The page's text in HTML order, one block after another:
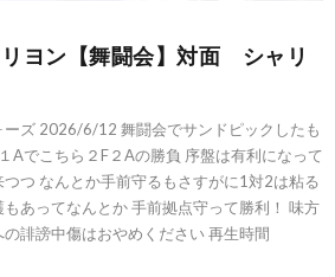
リヨン【舞闘会】対面 シャリ
ズ 2026/6/12 舞闘会でサンドピックしたも
Aでこちら２F２Aの勝負 序盤は有利になって
つ なんとか手前守るもさすがに1対2は粘る
あってなんとか 手前拠点守って勝利！ 味方
誹謗中傷はおやめください 再生時間